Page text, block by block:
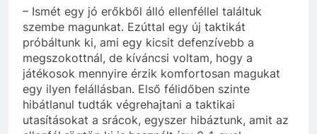
– Ismét egy jó erőkből álló ellenféllel találtuk
szembe magunkat. Ezúttal egy új taktikát
próbáltunk ki, ami egy kicsit defenzívebb a
megszokottnál, de kíváncsi voltam, hogy a
játékosok mennyire érzik komfortosan magukat
egy ilyen felállásban. Első félidőben szinte
hibátlanul tudták végrehajtani a taktikai
utasításokat a srácok, egyszer hibáztunk, amit az